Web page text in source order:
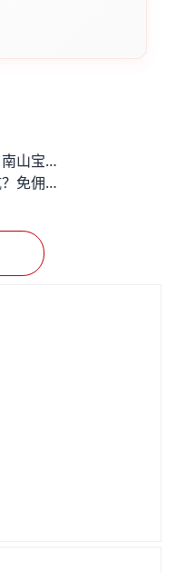
深圳写字楼租赁多少钱？南山宝安前海等热门区域租金行情大揭秘
搜索写字楼出租网怕踩坑？免佣真房源的可信平台怎么找？